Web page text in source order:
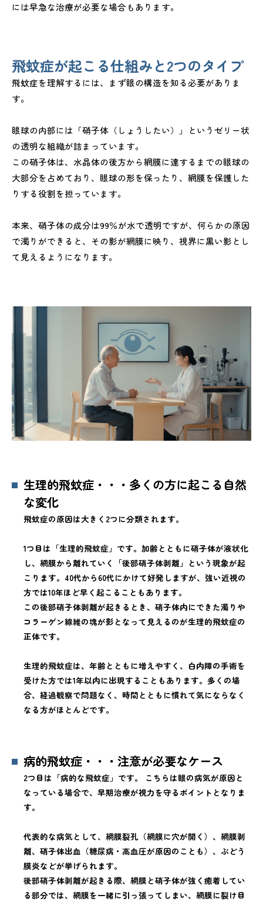
には早急な治療が必要な場合もあります。
飛蚊症が起こる仕組みと2つのタイプ
飛蚊症を理解するには、まず眼の構造を知る必要がありま
す。
眼球の内部には「硝子体（しょうしたい）」というゼリー状
の透明な組織が詰まっています。
この硝子体は、水晶体の後方から網膜に達するまでの眼球の
大部分を占めており、眼球の形を保ったり、網膜を保護した
りする役割を担っています。
本来、硝子体の成分は99％が水で透明ですが、何らかの原因
で濁りができると、その影が網膜に映り、視界に黒い影とし
て見えるようになります。
生理的飛蚊症・・・多くの方に起こる自然
な変化
飛蚊症の原因は大きく2つに分類されます。
1つ目は「生理的飛蚊症」です。加齢とともに硝子体が液状化
し、網膜から離れていく「後部硝子体剥離」という現象が起
こります。40代から60代にかけて好発しますが、強い近視の
方では10年ほど早く起こることもあります。
この後部硝子体剥離が起きるとき、硝子体内にできた濁りや
コラーゲン線維の塊が影となって見えるのが生理的飛蚊症の
正体です。
生理的飛蚊症は、年齢とともに増えやすく、白内障の手術を
受けた方では1年以内に出現することもあります。多くの場
合、経過観察で問題なく、時間とともに慣れて気にならなく
なる方がほとんどです。
病的飛蚊症・・・注意が必要なケース
2つ目は「病的な飛蚊症」です。 こちらは眼の病気が原因と
なっている場合で、早期治療が視力を守るポイントとなりま
す。
代表的な病気として、網膜裂孔（網膜に穴が開く）、網膜剥
離、硝子体出血（糖尿病・高血圧が原因のことも）、ぶどう
膜炎などが挙げられます。
後部硝子体剥離が起きる際、網膜と硝子体が強く癒着してい
る部分では、網膜を一緒に引っ張ってしまい、網膜に裂け目